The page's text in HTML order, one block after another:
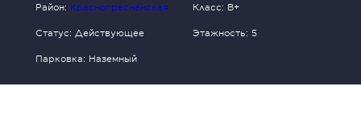
Район: Краснопресненская Класс: В+
Статус: Действующее Этажность: 5
Парковка: Наземный